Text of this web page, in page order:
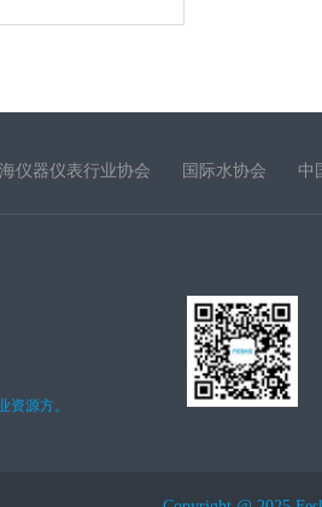
资源方。
海仪器仪表行业协会 国际水协会 中